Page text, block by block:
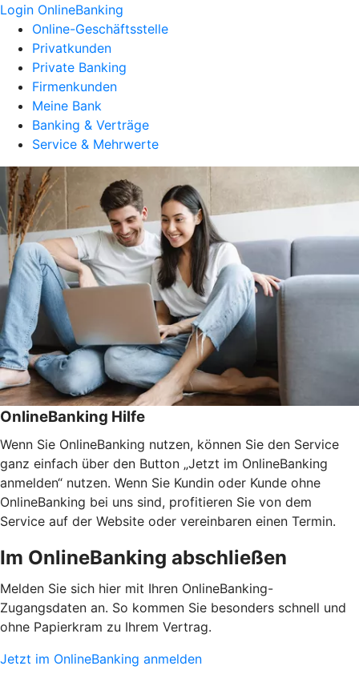
Login OnlineBanking
Online-Geschäftsstelle
Privatkunden
Private Banking
Firmenkunden
Meine Bank
Banking & Verträge
Service & Mehrwerte
OnlineBanking Hilfe
Wenn Sie OnlineBanking nutzen, können Sie den Service
ganz einfach über den Button „Jetzt im OnlineBanking
anmelden“ nutzen. Wenn Sie Kundin oder Kunde ohne
OnlineBanking bei uns sind, profitieren Sie von dem
Service auf der Website oder vereinbaren einen Termin.
Im OnlineBanking abschließen
Melden Sie sich hier mit Ihren OnlineBanking-
Zugangsdaten an. So kommen Sie besonders schnell und
ohne Papierkram zu Ihrem Vertrag.
Jetzt im OnlineBanking anmelden